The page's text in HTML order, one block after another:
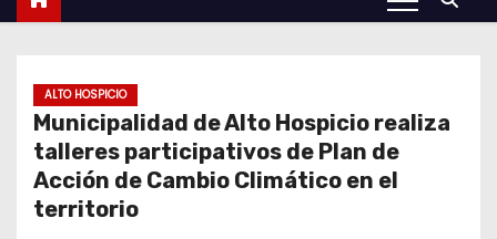
ALTO HOSPICIO
Municipalidad de Alto Hospicio realiza
talleres participativos de Plan de
Acción de Cambio Climático en el
territorio